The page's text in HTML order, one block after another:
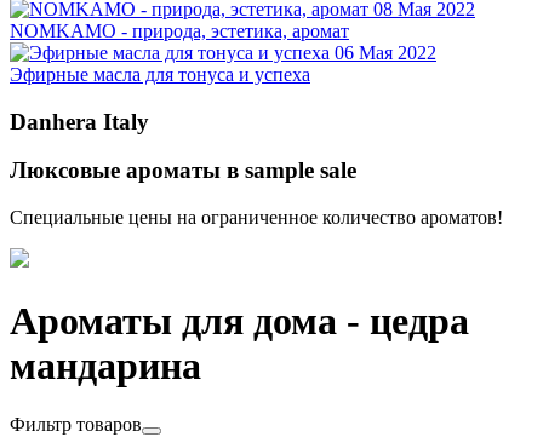
08 Мая 2022
NOMKAMO - природа, эстетика, аромат
06 Мая 2022
Эфирные масла для тонуса и успеха
Danhera Italy
Люксовые ароматы в sample sale
Специальные цены на ограниченное количество ароматов!
Ароматы для дома - цедра
мандарина
Фильтр товаров